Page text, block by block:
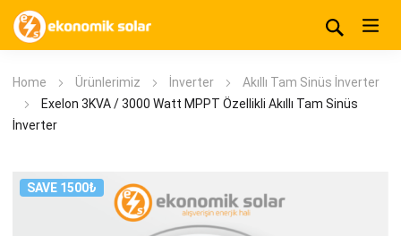
Home Ürünlerimiz İnverter
Akıllı Tam Sinüs İnverter
Exelon 3KVA / 3000 Watt MPPT Özellikli Akıllı Tam Sinüs
İnverter
SAVE 1500₺